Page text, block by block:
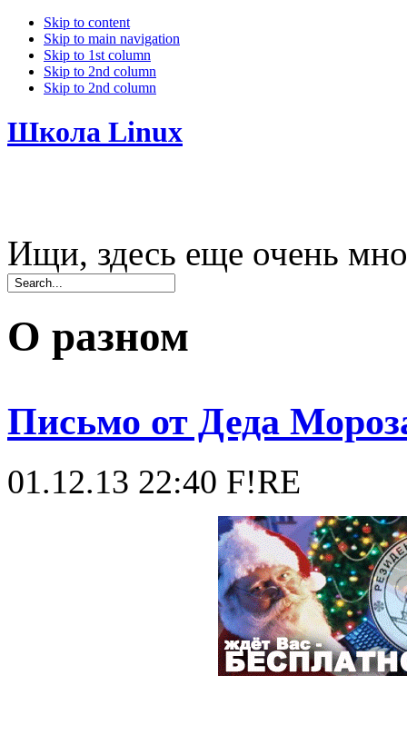
Skip to content
Skip to main navigation
Skip to 1st column
Skip to 2nd column
Skip to 2nd column
Школа Linux
Ищи, здесь еще очень
О разном
Письмо от Деда
01.12.13 22:40 F!RE